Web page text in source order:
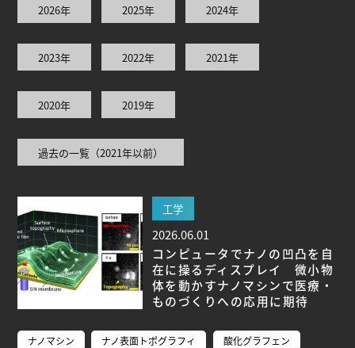
人文学
理学研究科 (220) 工学研究科 (211)
(177)
生命農学研究科 (116)
ブ生命分子研究所 (75)
報学研究科 (47)
植物 (33)
研究院 (26)
生物機能開発利用研究センター (24)
境医学研究所 (23)
進化 (23)
宇宙 (21)
創薬科学研究科 (20)
シロイヌナズ
ナ (19)
オーロラ (17)
Research VIDEOS
2026年 2025年 2024年
2023年 2022年 2021年
2020年 2019年
過去の一覧（2021年以前）
工学
2026.06.01
コンピュータでナノの凹凸を自
在に操るディスプレイ 微小物
体を動かすナノマシンで医療・
ものづくりへの応用に期待
ナノマシン ナノ表面トポグラフィ 酸化グラフェン